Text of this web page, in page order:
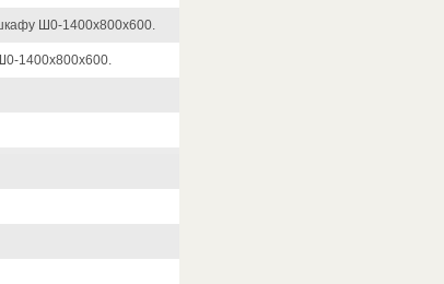
Ш0-1400х800х600.
1400х800х600.